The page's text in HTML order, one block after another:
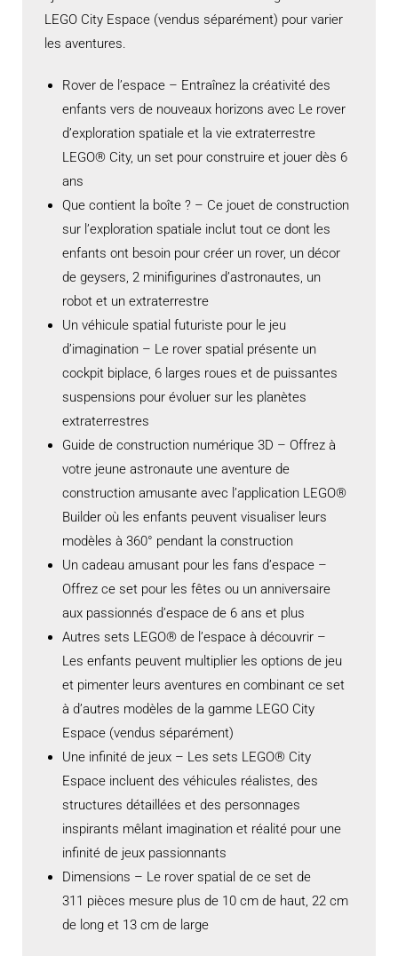
LEGO City Espace (vendus séparément) pour varier
les aventures.
Rover de l’espace – Entraînez la créativité des
enfants vers de nouveaux horizons avec Le rover
d’exploration spatiale et la vie extraterrestre
LEGO® City, un set pour construire et jouer dès 6
ans
Que contient la boîte ? – Ce jouet de construction
sur l’exploration spatiale inclut tout ce dont les
enfants ont besoin pour créer un rover, un décor
de geysers, 2 minifigurines d’astronautes, un
robot et un extraterrestre
Un véhicule spatial futuriste pour le jeu
d’imagination – Le rover spatial présente un
cockpit biplace, 6 larges roues et de puissantes
suspensions pour évoluer sur les planètes
extraterrestres
Guide de construction numérique 3D – Offrez à
votre jeune astronaute une aventure de
construction amusante avec l’application LEGO®
Builder où les enfants peuvent visualiser leurs
modèles à 360° pendant la construction
Un cadeau amusant pour les fans d’espace –
Offrez ce set pour les fêtes ou un anniversaire
aux passionnés d’espace de 6 ans et plus
Autres sets LEGO® de l’espace à découvrir –
Les enfants peuvent multiplier les options de jeu
et pimenter leurs aventures en combinant ce set
à d’autres modèles de la gamme LEGO City
Espace (vendus séparément)
Une infinité de jeux – Les sets LEGO® City
Espace incluent des véhicules réalistes, des
structures détaillées et des personnages
inspirants mêlant imagination et réalité pour une
infinité de jeux passionnants
Dimensions – Le rover spatial de ce set de
311 pièces mesure plus de 10 cm de haut, 22 cm
de long et 13 cm de large